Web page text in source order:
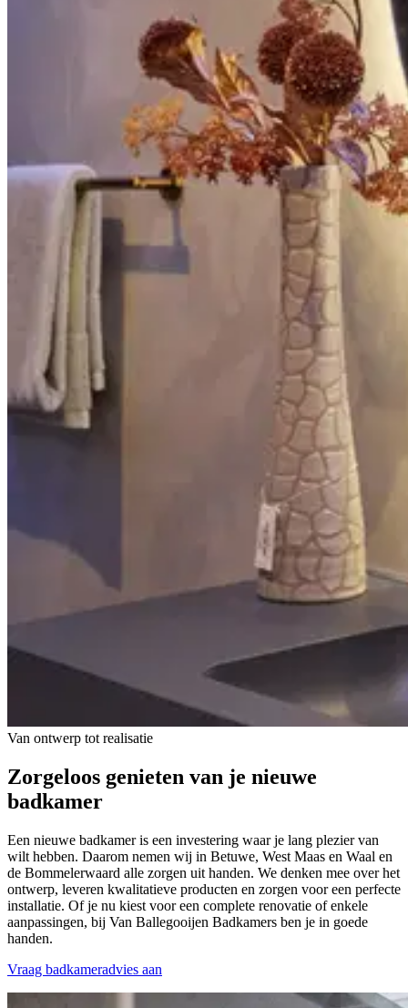
Van ontwerp tot realisatie
Zorgeloos genieten van je nieuwe
badkamer
Een nieuwe badkamer is een investering waar je lang plezier van
wilt hebben. Daarom nemen wij in Betuwe, West Maas en Waal en
de Bommelerwaard alle zorgen uit handen. We denken mee over het
ontwerp, leveren kwalitatieve producten en zorgen voor een perfecte
installatie. Of je nu kiest voor een complete renovatie of enkele
aanpassingen, bij Van Ballegooijen Badkamers ben je in goede
handen.
Vraag badkameradvies aan